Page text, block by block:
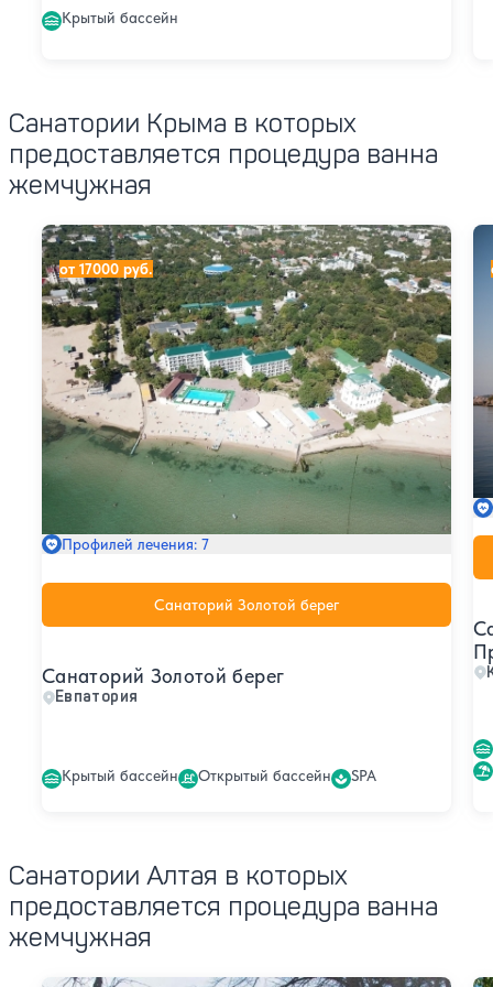
Крытый бассейн
Санатории Крыма в которых
предоставляется процедура ванна
жемчужная
Санаторий Золотой берег
Евпатория
Крытый бассейн Открытый бассейн SPA
Профилей лечения: 7
Санаторий Золотой берег
Санаторий Золотой берег
от 17000 руб.
Санатории Алтая в которых
предоставляется процедура ванна
жемчужная